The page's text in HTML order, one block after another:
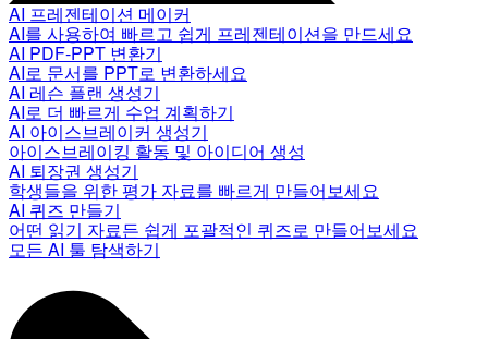
AI 프레젠테이션 메이커
AI를 사용하여 빠르고 쉽게 프레젠테이션을 만드세요
AI PDF-PPT 변환기
AI로 문서를 PPT로 변환하세요
AI 레슨 플랜 생성기
AI로 더 빠르게 수업 계획하기
AI 아이스브레이커 생성기
아이스브레이킹 활동 및 아이디어 생성
AI 퇴장권 생성기
학생들을 위한 평가 자료를 빠르게 만들어보세요
AI 퀴즈 만들기
어떤 읽기 자료든 쉽게 포괄적인 퀴즈로 만들어보세요
모든 AI 툴 탐색하기